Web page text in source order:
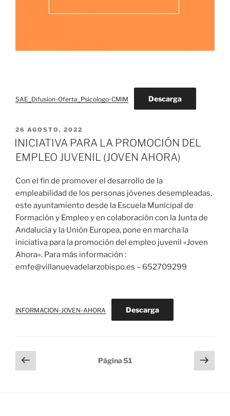
SAE_Difusion-Oferta_Psicologo-CMIM Descarga
PUBLICADO
EL
26 AGOSTO, 2022
INICIATIVA PARA LA PROMOCIÓN DEL
EMPLEO JUVENIL (JOVEN AHORA)
Con el fin de promover el desarrollo de la
empleabilidad de los personas jóvenes desempleadas,
este ayuntamiento desde la Escuela Municipal de
Formación y Empleo y en colaboración con la Junta de
Andalucía y la Unión Europea, pone en marcha la
iniciativa para la promoción del empleo juvenil «Joven
Ahora». Para más información :
emfe@villanuevadelarzobispo.es – 652709299
INFORMACION-JOVEN-AHORA Descarga
Paginación
de
Página
anterior
Página51